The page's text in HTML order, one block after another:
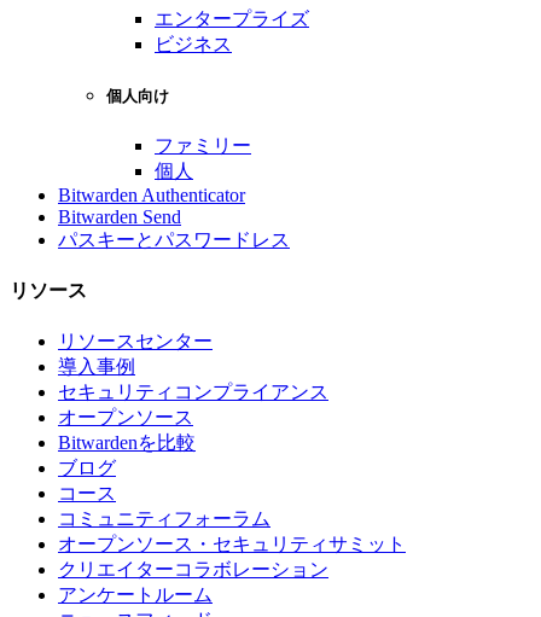
エンタープライズ
ビジネス
個人向け
ファミリー
個人
Bitwarden Authenticator
Bitwarden Send
パスキーとパスワードレス
リソース
リソースセンター
導入事例
セキュリティコンプライアンス
オープンソース
Bitwardenを比較
ブログ
コース
コミュニティフォーラム
オープンソース・セキュリティサミット
クリエイターコラボレーション
アンケートルーム